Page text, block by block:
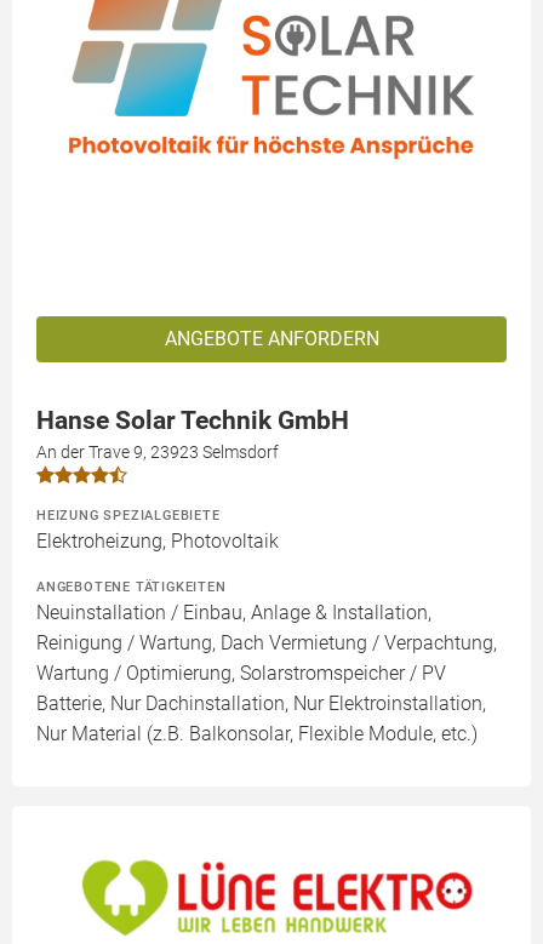
ANGEBOTE ANFORDERN
Hanse Solar Technik GmbH
An der Trave 9, 23923 Selmsdorf
HEIZUNG SPEZIALGEBIETE
Elektroheizung, Photovoltaik
ANGEBOTENE TÄTIGKEITEN
Neuinstallation / Einbau, Anlage & Installation,
Reinigung / Wartung, Dach Vermietung / Verpachtung,
Wartung / Optimierung, Solarstromspeicher / PV
Batterie, Nur Dachinstallation, Nur Elektroinstallation,
Nur Material (z.B. Balkonsolar, Flexible Module, etc.)